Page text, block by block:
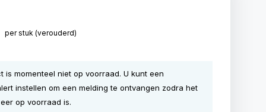
per stuk (verouderd)
is momenteel niet op voorraad. U kunt een
instellen om een melding te ontvangen zodra het
op voorraad is.